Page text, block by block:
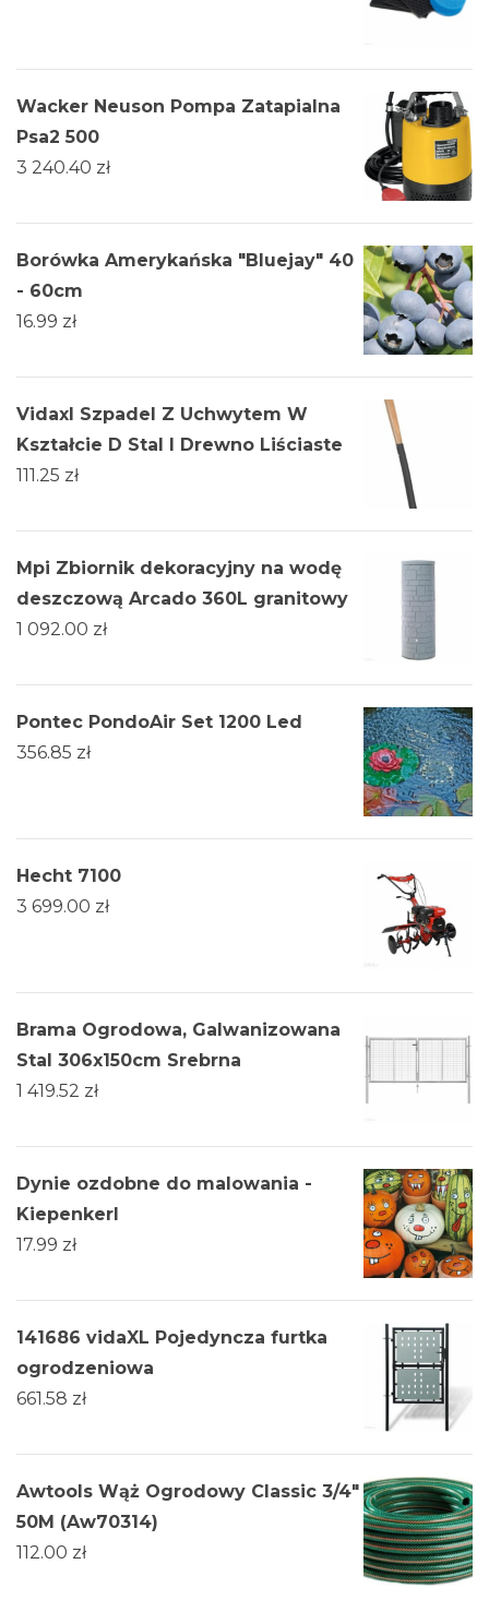
Wacker Neuson Pompa Zatapialna
Psa2 500
3 240.40 zł
Borówka Amerykańska "Bluejay" 40
- 60cm
16.99 zł
Vidaxl Szpadel Z Uchwytem W
Kształcie D Stal I Drewno Liściaste
111.25 zł
Mpi Zbiornik dekoracyjny na wodę
deszczową Arcado 360L granitowy
1 092.00 zł
Pontec PondoAir Set 1200 Led
356.85 zł
Hecht 7100
3 699.00 zł
Brama Ogrodowa, Galwanizowana
Stal 306x150cm Srebrna
1 419.52 zł
Dynie ozdobne do malowania -
Kiepenkerl
17.99 zł
141686 vidaXL Pojedyncza furtka
ogrodzeniowa
661.58 zł
Awtools Wąż Ogrodowy Classic 3/4"
50M (Aw70314)
112.00 zł